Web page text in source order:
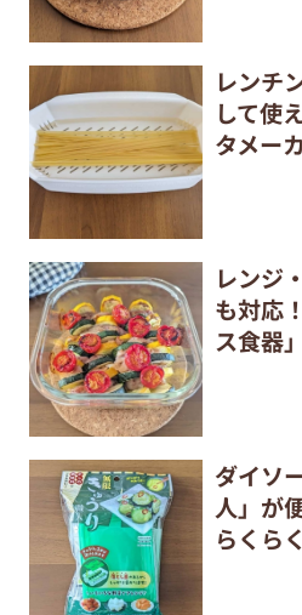
レンチ
して使
タメー
レンジ
も対応
ス食器
ダイソ
人」が
らくら